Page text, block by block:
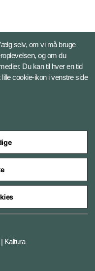
Forsvarsministeriet
selv, om vi må bruge
og om du
Du kan til hver en tid
cookie-ikon i venstre side
Kaltura